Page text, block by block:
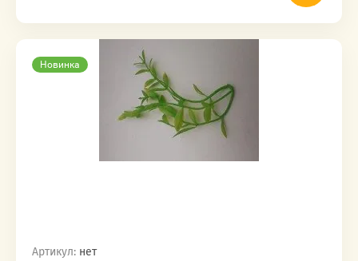
Новинка
Артикул: нет